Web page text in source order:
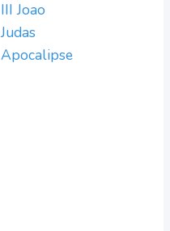
III Joao
Judas
Apocalipse